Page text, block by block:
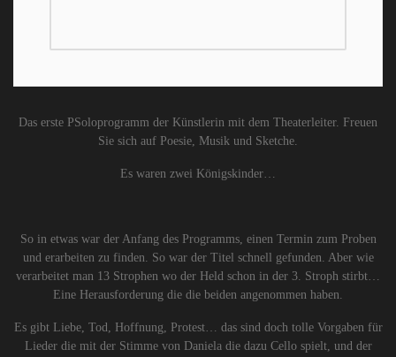
Das erste PSoloprogramm der Künstlerin mit dem Theaterleiter. Freuen
Sie sich auf Poesie, Musik und Sketche.
Es waren zwei Königskinder…
So in etwas war der Anfang des Programms, einen Termin zum Proben
und erarbeiten zu finden. So war der Titel schnell gefunden. Aber wie
verarbeitet man 13 Strophen wo der Held schon in der 3. Stroph stirbt…
Eine Herausforderung die die beiden angenommen haben.
Es gibt Liebe, Tod, Hoffnung, Protest… das sind doch tolle Vorgaben für
Lieder die mit der Stimme von Daniela die dazu Cello spielt, und der